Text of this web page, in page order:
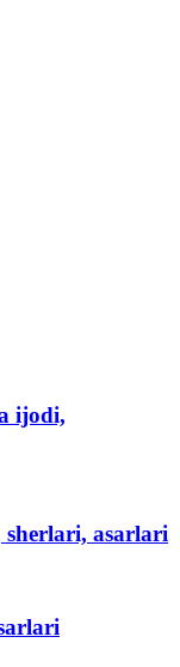
ijodi,
asarlari